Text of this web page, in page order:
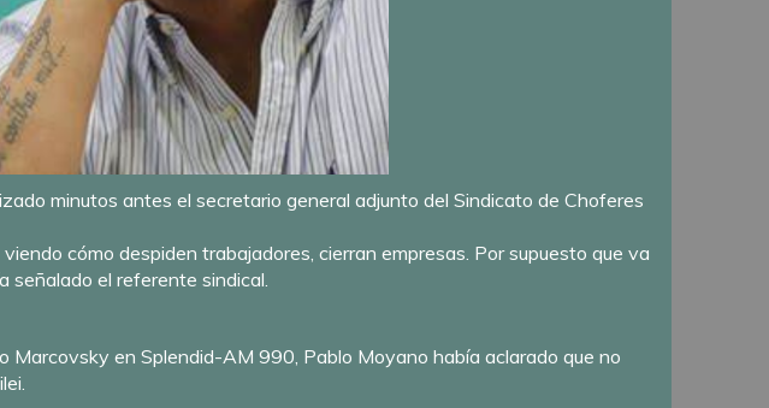
minutos antes el secretario general adjunto del Sindicato de Choferes
cómo despiden trabajadores, cierran empresas. Por supuesto que va
señalado el referente sindical.
Marcovsky en Splendid-AM 990, Pablo Moyano había aclarado que no